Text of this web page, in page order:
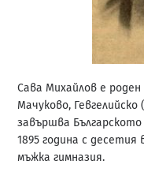
Сава Михайлов е роден
Мачуково, Гевгелийско
завършва
1895 година с десетия
мъжка гимназия.